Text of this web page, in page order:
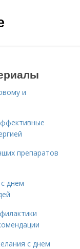
и
препаратов
днем
с днем